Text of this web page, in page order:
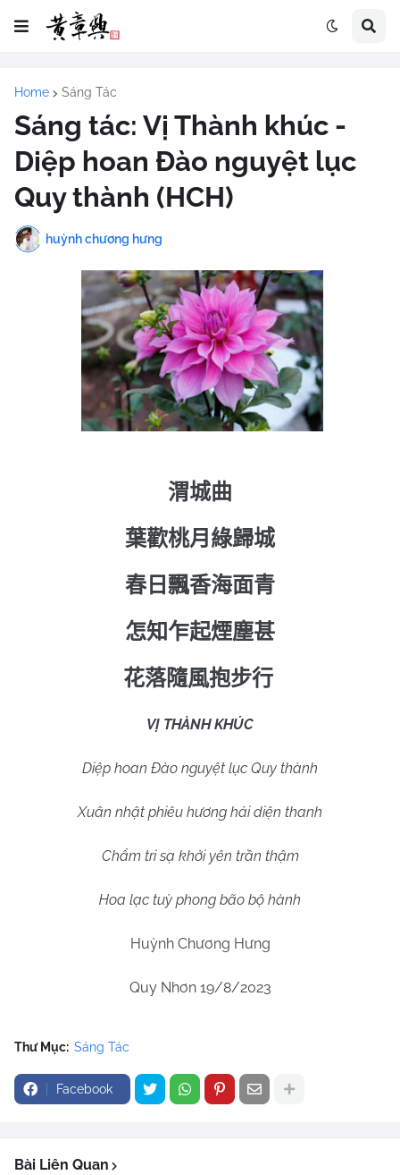
Home Sáng Tác
Sáng tác: Vị Thành khúc -
Diệp hoan Đào nguyệt lục
Quy thành (HCH)
huỳnh chương hưng
渭城曲
葉歡桃月綠歸城
春日飄香海面青
怎知乍起煙塵甚
花落隨風抱步行
VỊ THÀNH KHÚC
Diệp hoan Đào nguyệt lục Quy thành
Xuân nhật phiêu hương hải diện thanh
Chẩm tri sạ khởi yên trần thậm
Hoa lạc tuỳ phong bão bộ hành
Huỳnh Chương Hưng
Quy Nhơn 19/8/2023
Thư Mục: Sáng Tác
Facebook
Bài Liên Quan